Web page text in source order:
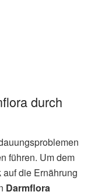
durch
führen. Um dem
die Ernährung
Darmflora